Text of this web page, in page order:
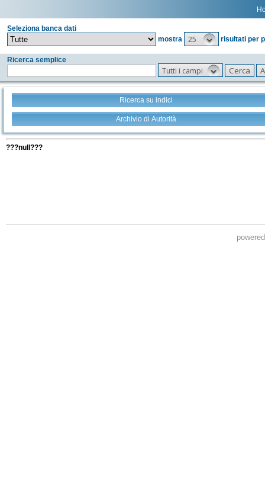
Seleziona banca dati
mostra
25 risultati per
Ricerca semplice
Tutti i campi
Ricerca su indici
Archivio di Autorità
???null???